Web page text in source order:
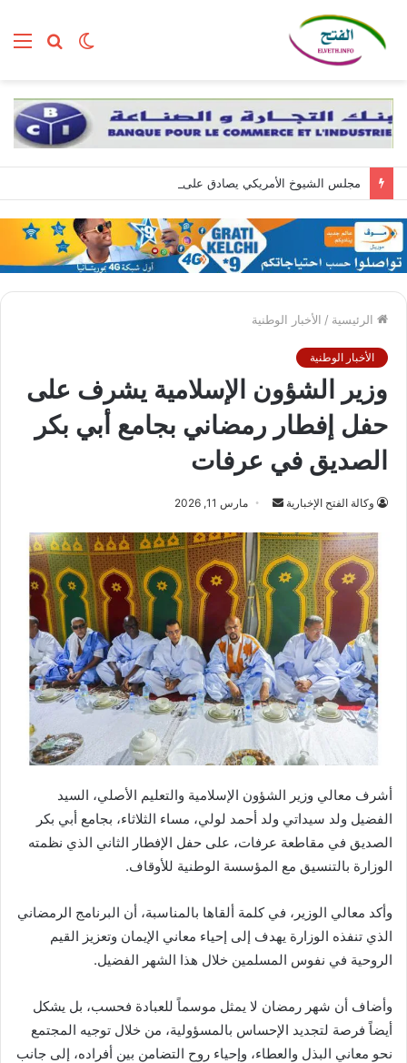
بحث الوضع
مجلس الشيوخ الأمريكي يصادق على تعيين تود بلانش وزيرا للعدل
الرئيسية / الأخبار الوطنية
الأخبار الوطنية
وزير الشؤون الإسلامية يشرف على
حفل إفطار رمضاني بجامع أبي بكر
الصديق في عرفات
وكالة الفتح الإخبارية
أرسل
إلكترونيا
مارس 11, 2026
أشرف معالي وزير الشؤون الإسلامية والتعليم الأصلي، السيد
الفضيل ولد سيداتي ولد أحمد لولي، مساء الثلاثاء، بجامع أبي بكر
الصديق في مقاطعة عرفات، على حفل الإفطار الثاني الذي نظمته
الوزارة بالتنسيق مع المؤسسة الوطنية للأوقاف.
وأكد معالي الوزير، في كلمة ألقاها بالمناسبة، أن البرنامج الرمضاني
الذي تنفذه الوزارة يهدف إلى إحياء معاني الإيمان وتعزيز القيم
الروحية في نفوس المسلمين خلال هذا الشهر الفضيل.
وأضاف أن شهر رمضان لا يمثل موسماً للعبادة فحسب، بل يشكل
أيضاً فرصة لتجديد الإحساس بالمسؤولية، من خلال توجيه المجتمع
نحو معاني البذل والعطاء، وإحياء روح التضامن بين أفراده، إلى جانب